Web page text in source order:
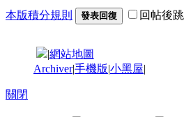
本版積分規則 發表回復 回帖後
|網站地圖
Archiver|手機版|小黑屋|
關閉